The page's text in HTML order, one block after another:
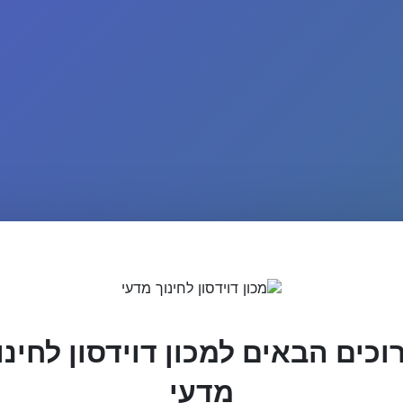
הבאים למכון דוידסון
מדעי